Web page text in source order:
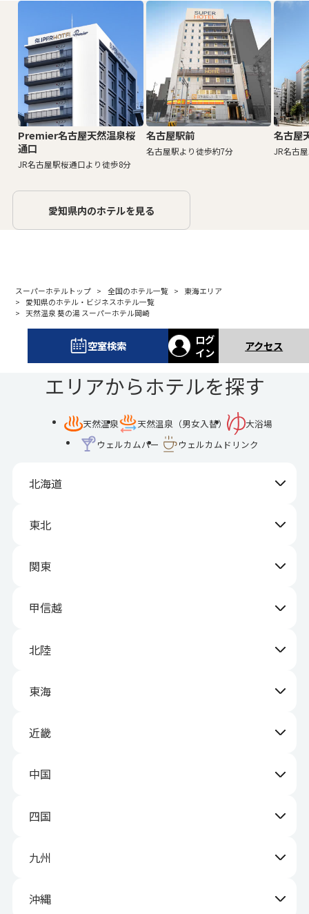
Premier名古屋天然温泉桜
通口
JR名古屋駅桜通口より徒歩8分
名古屋駅前
名古屋駅より徒歩約7分
名古屋
JR名古
愛知県内のホテルを見る
スーパーホテルトップ 全国のホテル一覧
東海エリア
愛知県のホテル・ビジネスホテル一覧
天然温泉 葵の湯 スーパーホテル岡崎
空室検索
ログ
イン
アクセス
エリアからホテルを探す
天然温泉 天然温泉（男女入替）
大浴場
ウェルカムバー
ウェルカムドリンク
北海道
東北
関東
甲信越
北陸
東海
近畿
中国
四国
九州
沖縄